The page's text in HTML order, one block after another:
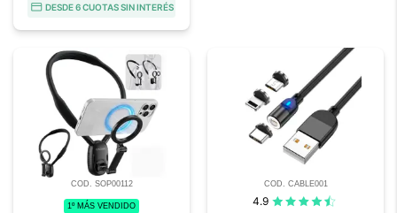
DESDE 6 CUOTAS SIN INTERÉS
COD. SOP00112
1º MÁS VENDIDO
COD. CABLE001
4.9